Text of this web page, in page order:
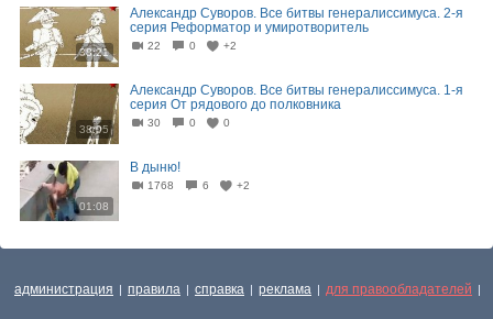
38:21
Александр Суворов. Все битвы генералиссимуса. 2-я
серия Реформатор и умиротворитель
22 0 +2
38:05
Александр Суворов. Все битвы генералиссимуса. 1-я
серия От рядового до полковника
30 0 0
01:08
В дыню!
1768 6 +2
администрация | правила | справка | реклама | для правообладателей |